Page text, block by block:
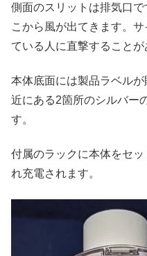
側面のスリットは排気口
こから風が出てきます。
ている人に直撃することが
本体底面には製品ラベル
近にある2箇所のシルバー
す。
付属のラックに本体をセ
れ充電されます。